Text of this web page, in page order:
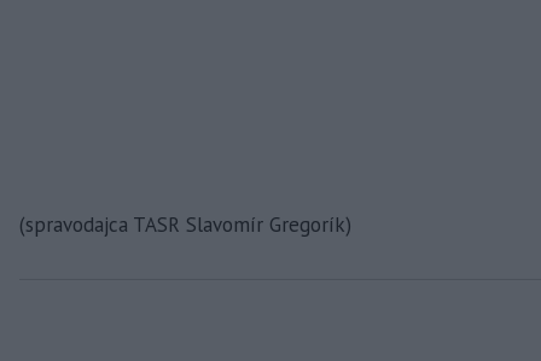
(spravodajca TASR Slavomír Gregorík)